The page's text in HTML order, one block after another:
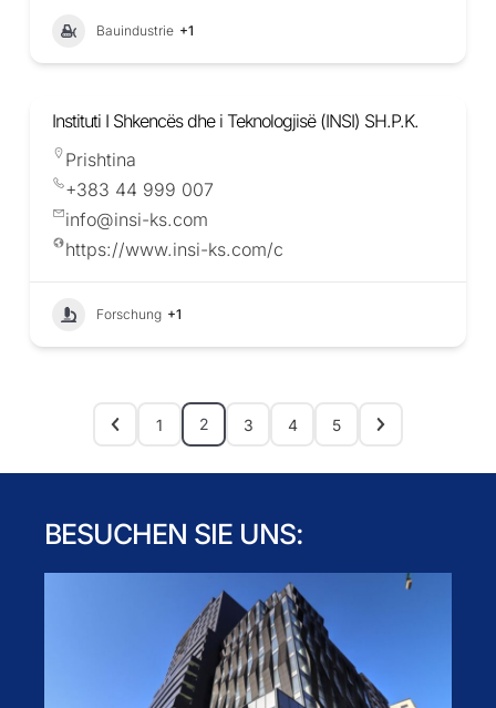
Bauindustrie +1
Instituti I Shkencës dhe i Teknologjisë (INSI) SH.P.K.
Prishtina
+383 44 999 007
info@insi-ks.com
https://www.insi-ks.com/c
Forschung +1
1 2 3 4 5
BESUCHEN SIE UNS: